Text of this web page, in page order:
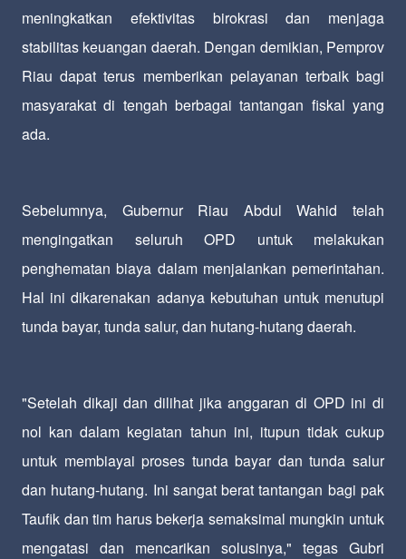
meningkatkan efektivitas birokrasi dan menjaga
stabilitas keuangan daerah. Dengan demikian, Pemprov
Riau dapat terus memberikan pelayanan terbaik bagi
masyarakat di tengah berbagai tantangan fiskal yang
ada.
Sebelumnya, Gubernur Riau Abdul Wahid telah
mengingatkan seluruh OPD untuk melakukan
penghematan biaya dalam menjalankan pemerintahan.
Hal ini dikarenakan adanya kebutuhan untuk menutupi
tunda bayar, tunda salur, dan hutang-hutang daerah.
"Setelah dikaji dan dilihat jika anggaran di OPD ini di
nol kan dalam kegiatan tahun ini, itupun tidak cukup
untuk membiayai proses tunda bayar dan tunda salur
dan hutang-hutang. Ini sangat berat tantangan bagi pak
Taufik dan tim harus bekerja semaksimal mungkin untuk
mengatasi dan mencarikan solusinya," tegas Gubri